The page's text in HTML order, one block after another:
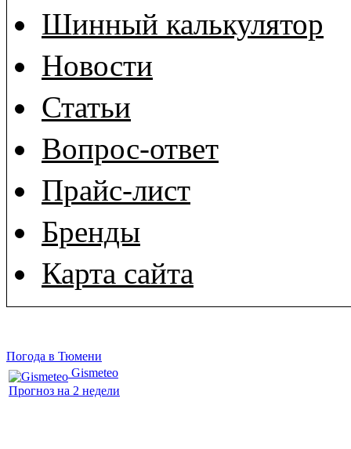
Шинный калькулятор
Новости
Статьи
Вопрос-ответ
Прайс-лист
Бренды
Карта сайта
Погода в Тюмени
Gismeteo
Прогноз на 2 недели